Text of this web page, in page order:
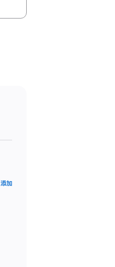
添加AppleCare+